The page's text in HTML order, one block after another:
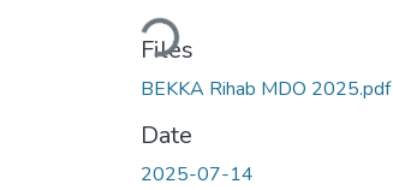
Files
BEKKA Rihab MDO 2025.pdf
Date
2025-07-14